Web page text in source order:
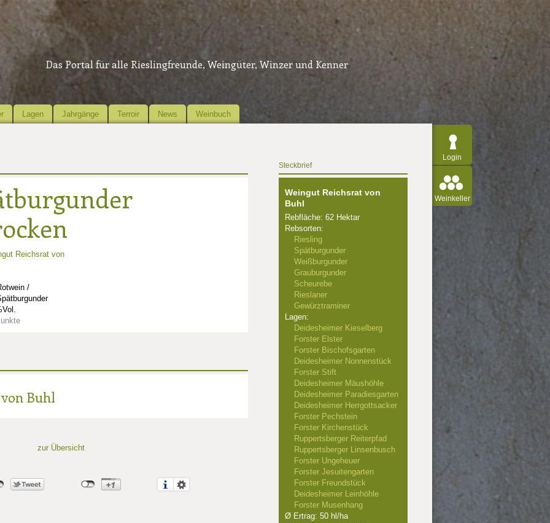
Das Portal für alle Rieslingfreunde, Weingüter, Winzer und Kenner
Lagen Jahrgänge Terroir News Weinbuch
Login
Weinkeller
Reichsrat von
/
Buhl
zur Übersicht
Steckbrief
Weingut Reichsrat von
Buhl
Rebfläche: 62 Hektar
Rebsorten:
Riesling
Spätburgunder
Weißburgunder
Grauburgunder
Scheurebe
Rieslaner
Gewürztraminer
Lagen:
Deidesheimer Kieselberg
Forster Elster
Forster Bischofsgarten
Deidesheimer Nonnenstück
Forster Stift
Deidesheimer Mäushöhle
Deidesheimer Paradiesgarten
Deidesheimer Herrgottsacker
Forster Pechstein
Forster Kirchenstück
Ruppertsberger Reiterpfad
Ruppertsberger Linsenbusch
Forster Ungeheuer
Forster Jesuitengarten
Forster Freundstück
Deidesheimer Leinhöhle
Forster Musenhang
Ø Ertrag: 50 hl/ha